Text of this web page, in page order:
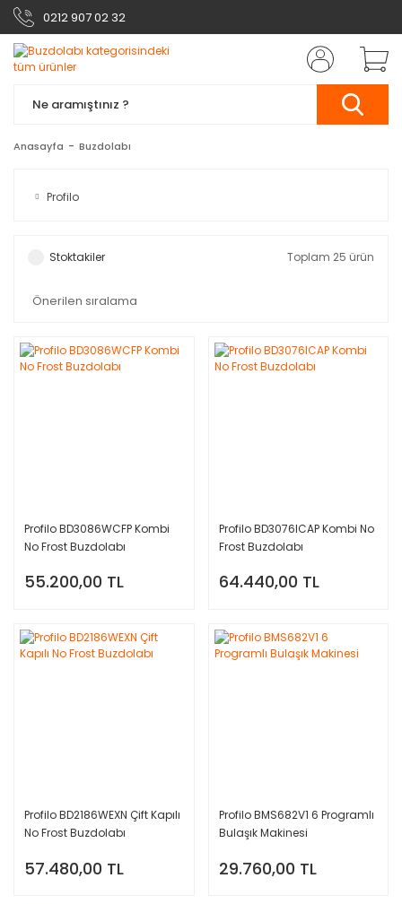
0212 907 02 32
Anasayfa Buzdolabı
Profilo
Stoktakiler Toplam 25 ürün
Profilo BD3086WCFP Kombi
No Frost Buzdolabı
55.200,00 TL
Profilo BD3076ICAP Kombi No
Frost Buzdolabı
64.440,00 TL
Profilo BD2186WEXN Çift Kapılı
No Frost Buzdolabı
57.480,00 TL
Profilo BMS682V1 6 Programlı
Bulaşık Makinesi
29.760,00 TL